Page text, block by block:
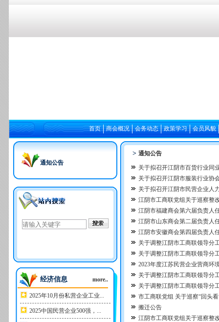
首页 商会概况 会务动态 政策学习 会员风貌
通知公告
经济信息 more..
2025年10月份私营企业工业...
2025中国民营企业500强，...
> 通知公告
关于拟召开江阴市百货行业同
关于拟召开江阴市服装行业协
关于拟召开江阴市民营企业人
江阴市工商联党组关于巡察整
江阴市福建商会第六届负责人
江阴市山东商会第二届负责人
江阴市安徽商会第四届负责人
关于调整江阴市工商联领导分
关于调整江阴市工商联领导分
2023年度江苏民营企业营商环
关于调整江阴市工商联领导分
关于调整江阴市工商联领导分
市工商联党组 关于巡察“回头
搬迁公告
江阴市工商联党组关于巡察整